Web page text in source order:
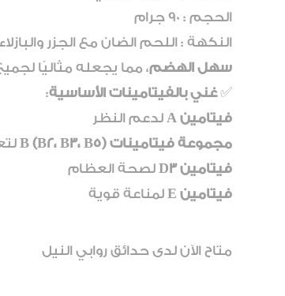
الحجم : 90 جرام
النكهة : اللحم الضان مع الجزر والبازلاء
سهل الهضم، مما يجعله مثاليًا لجميع
✅غني بالفيتامينات الأساسية:
فيتامين A
لدعم النظر
مجموعة فيتامينات B (B2، B3، B5)
فيتامين D3
لصحة العظام
فيتامين E
لمناعة قوية
متاح الآن لدى حدائق روابي النيل